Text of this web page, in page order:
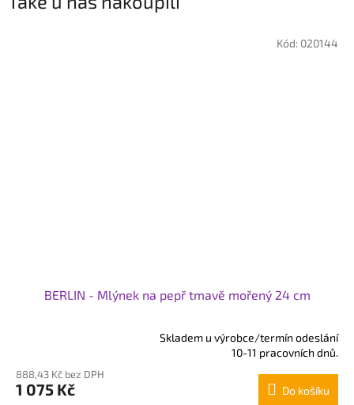
BERLIN - Mlýnek na pepř tmavě mořený 24 cm
produktu
je
Skladem u výrobce/termín odeslání
10-11 pracovních dnů.
888,43 Kč bez DPH
1 075 Kč Do košíku
Kód: 020144